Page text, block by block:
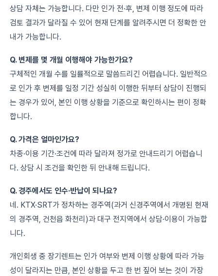
상담 자체는 가능합니다. 다만 인가 전·후, 변제 이행 정도에 따라
검토 결과가 달라질 수 있어 현재 단계를 알려주시면 더 정확한 안
내가 가능합니다.
Q. 변제를 몇 개월 이행해야 가능한가요?
구체적인 개월 수를 일률적으로 말씀드리긴 어렵습니다. 일반적으
로 인가 후 변제를 일정 기간 성실히 이행한 뒤부터 상담이 진행되
는 경우가 있어, 본인 이행 상황을 기준으로 확인하시는 편이 정확
합니다.
Q. 가격은 얼마인가요?
차종·이용 기간·조건에 따라 달라져 정가로 안내드리기 어렵습니
다. 상담 시 조건을 확인한 뒤 안내해 드립니다.
Q. 경주에서도 인수·반납이 되나요?
네. KTX·SRT가 정차하는 경주역(과거 신경주역에서 개명된 현재
의 경주역, 건천읍 화천리)과 대구 전지역에서 상담·이용이 가능합
니다.
개인회생 중 장기렌트는 인가 여부와 변제 이행 상황에 따라 가능
성이 달라지는 만큼, 본인 상황을 두고 한 번 짚어 보는 것이 가장